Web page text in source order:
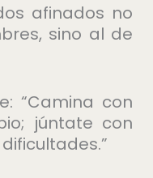
afinados no
sino al de
“Camina con
júntate con